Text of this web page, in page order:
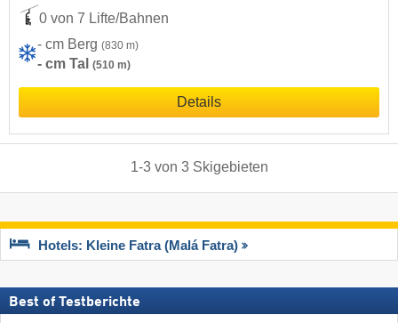
0 von 7 Lifte/Bahnen
- cm Berg (830 m)
- cm Tal (510 m)
Details
1-3von 3 Skigebieten
Hotels: Kleine Fatra (Malá Fatra)
Best of Testberichte